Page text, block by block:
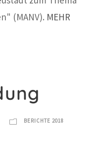
(MANV). MEHR
BERICHTE 2018